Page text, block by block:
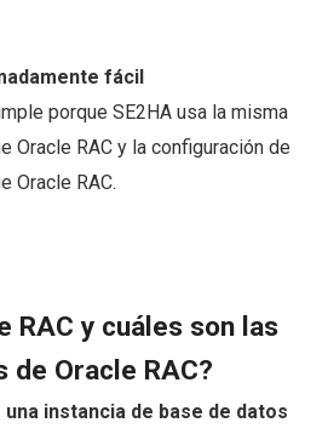
fácil
porque SE2HA usa la misma
Oracle RAC y la configuración de
Oracle RAC.
RAC y cuáles son las
Oracle RAC?
instancia de base de datos